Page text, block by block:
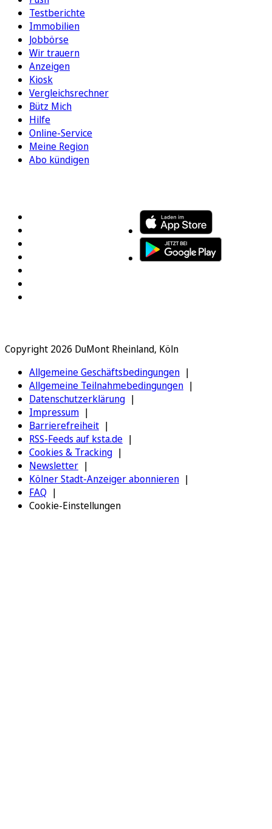
Testberichte
Immobilien
Jobbörse
Wir trauern
Anzeigen
Kiosk
Vergleichsrechner
Bütz Mich
Hilfe
Online-Service
Meine Region
Abo kündigen
Copyright 2026 DuMont Rheinland, Köln
Allgemeine Geschäftsbedingungen
Allgemeine Teilnahmebedingungen
Datenschutzerklärung
Impressum
Barrierefreiheit
RSS-Feeds auf ksta.de
Cookies & Tracking
Newsletter
Kölner Stadt-Anzeiger abonnieren
FAQ
Cookie-Einstellungen